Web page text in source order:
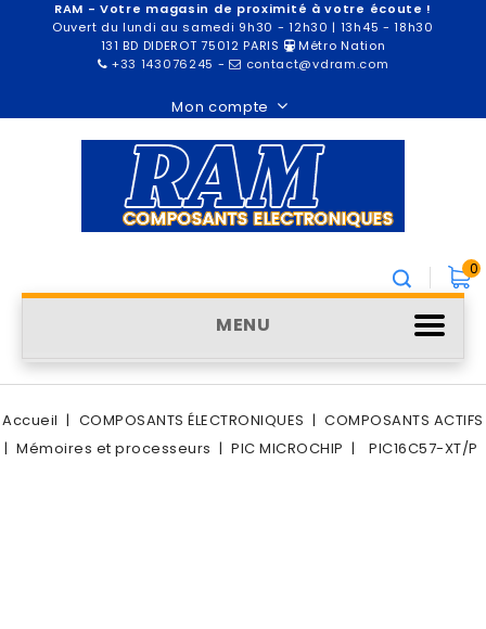
RAM - Votre magasin de proximité à votre écoute !
Ouvert du lundi au samedi 9h30 - 12h30 | 13h45 - 18h30
131 BD DIDEROT 75012 PARIS
Métro Nation
+33 143076245 - contact@vdram.com
Mon compte
0
MENU
Accueil COMPOSANTS ÉLECTRONIQUES
COMPOSANTS ACTIFS
Mémoires et processeurs
PIC MICROCHIP PIC16C57-XT/P